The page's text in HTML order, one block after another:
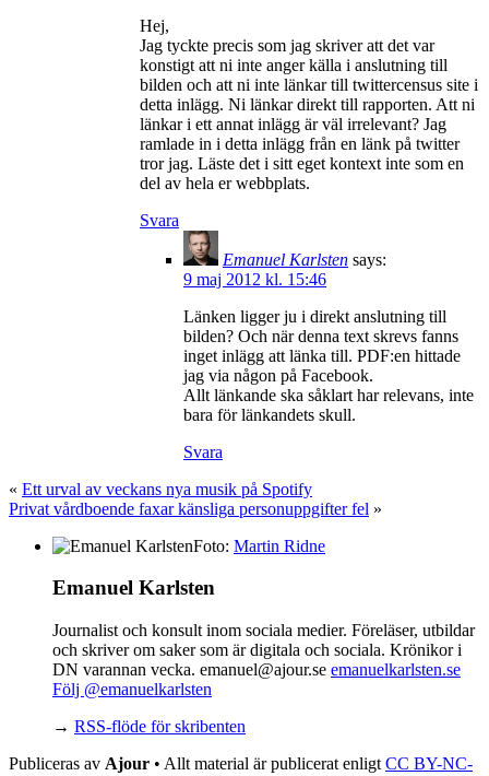
Hej,
Jag tyckte precis som jag skriver att det var
konstigt att ni inte anger källa i anslutning till
bilden och att ni inte länkar till twittercensus site i
detta inlägg. Ni länkar direkt till rapporten. Att ni
länkar i ett annat inlägg är väl irrelevant? Jag
ramlade in i detta inlägg från en länk på twitter
tror jag. Läste det i sitt eget kontext inte som en
del av hela er webbplats.
Svara
Emanuel Karlsten says:
9 maj 2012 kl. 15:46
Länken ligger ju i direkt anslutning till
bilden? Och när denna text skrevs fanns
inget inlägg att länka till. PDF:en hittade
jag via någon på Facebook.
Allt länkande ska såklart har relevans, inte
bara för länkandets skull.
Svara
« Ett urval av veckans nya musik på Spotify
Privat vårdboende faxar känsliga personuppgifter fel »
Foto: Martin Ridne
Emanuel Karlsten
Journalist och konsult inom sociala medier. Föreläser, utbildar
och skriver om saker som är digitala och sociala. Krönikor i
DN varannan vecka. emanuel@ajour.se emanuelkarlsten.se
Följ @emanuelkarlsten
→ RSS-flöde för skribenten
Publiceras av Ajour • Allt material är publicerat enligt CC BY-NC-